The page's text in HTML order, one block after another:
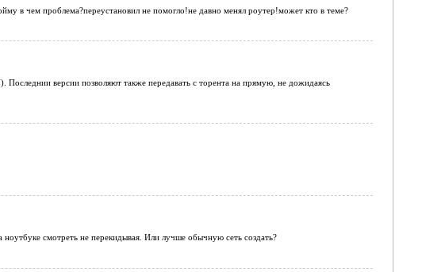
в чем проблема?переустановил не помогло!не давно менял роутер!может кто в теме?
версии позволяют также передавать с торента на прямую, не дожидаясь
смотреть не перекидывая. Или лучше обычную сеть создать?